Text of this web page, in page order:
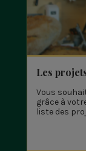
Les
Vous
grâce à
liste des